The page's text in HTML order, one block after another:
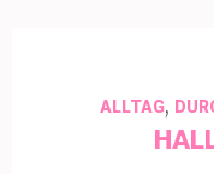
ALLTAG,